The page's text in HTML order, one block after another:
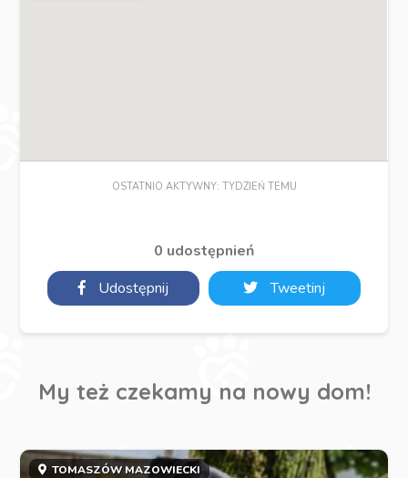
OSTATNIO AKTYWNY: TYDZIEŃ TEMU
0 udostępnień
Udostępnij
Tweetinj
My też czekamy na nowy dom!
TOMASZÓW MAZOWIECKI